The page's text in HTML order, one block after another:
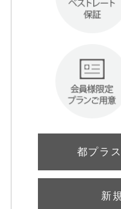
都プラ
新